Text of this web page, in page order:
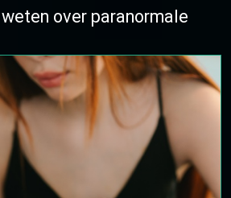
over paranormale